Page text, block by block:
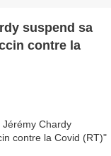
suspend sa
contre la